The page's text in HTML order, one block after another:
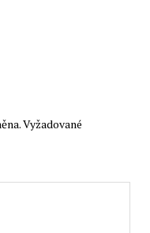
Vyžadované